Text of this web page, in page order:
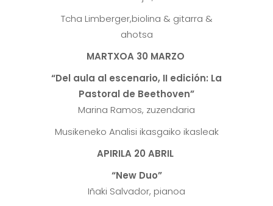
Tcha Limberger,biolina & gitarra &
ahotsa
MARTXOA 30 MARZO
“Del aula al escenario, II edición: La
Pastoral de Beethoven”
Marina Ramos, zuzendaria
Musikeneko Analisi ikasgaiko ikasleak
APIRILA 20 ABRIL
“New Duo”
Iñaki Salvador, pianoa